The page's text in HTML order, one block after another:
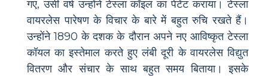
गए, उसी वर्ष उन्होंने टेस्ला कॉइल का पेटेंट कराया। टेस्ला
वायरलेस पारेषण के विचार के बारे में बहुत रुचि रखते हैं।
उन्होंने 1890 के दशक के दौरान अपने नए आविष्कृत टेस्ला
कॉयल का इस्तेमाल करते हुए लंबी दूरी के वायरलेस विद्युत
वितरण और संचार के साथ बहुत समय बिताया। इसके